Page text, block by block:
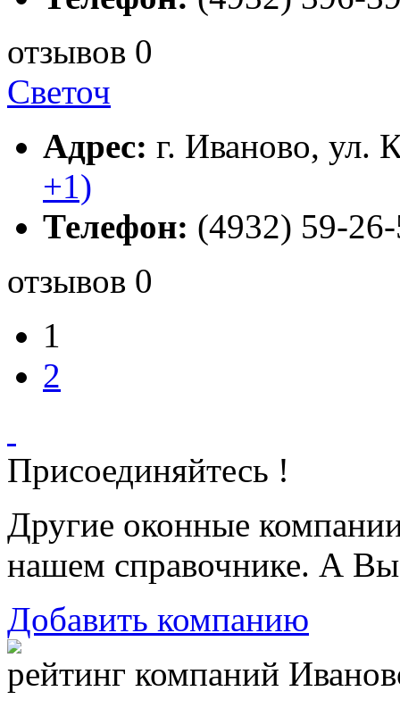
отзывов 0
Светоч
Адрес: г. Иваново, ул.
+1)
Телефон: (4932) 59-
отзывов 0
1
2
Присоединяйтесь !
Другие оконные
нашем справочнике. А
Добавить компанию
рейтинг компаний